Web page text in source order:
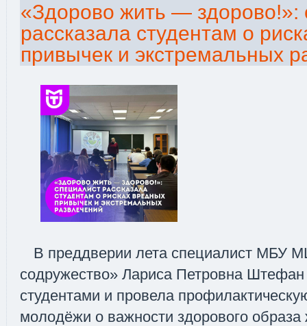
«Здорово жить — здорово!»:
рассказала студентам о
привычек и экстремальных
В преддверии лета специалист МБУ
содружество» Лариса Петровна Штефан
студентами и провела
молодёжи о важности здорового